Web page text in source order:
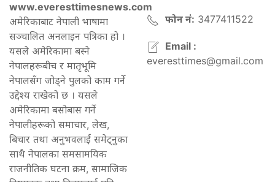
www.everesttimesnews.com
अमेरिकाबाट नेपाली भाषामा
सञ्चालित अनलाइन पत्रिका हो ।
यसले अमेरिकामा बस्ने
नेपालहरूबीच र मातृभूमि
नेपालसँग जोड्ने पुलको काम गर्ने
उद्देश्य राखेको छ । यसले
अमेरिकामा बसोबास गर्ने
नेपालीहरूको समाचार, लेख,
बिचार तथा अनुभवलाई समेट्नुका
साथै नेपालका समसामयिक
राजनीतिक घटना क्रम, सामाजिक
फोन नं: 3477411522
Email :
everesttimes@gmail.com